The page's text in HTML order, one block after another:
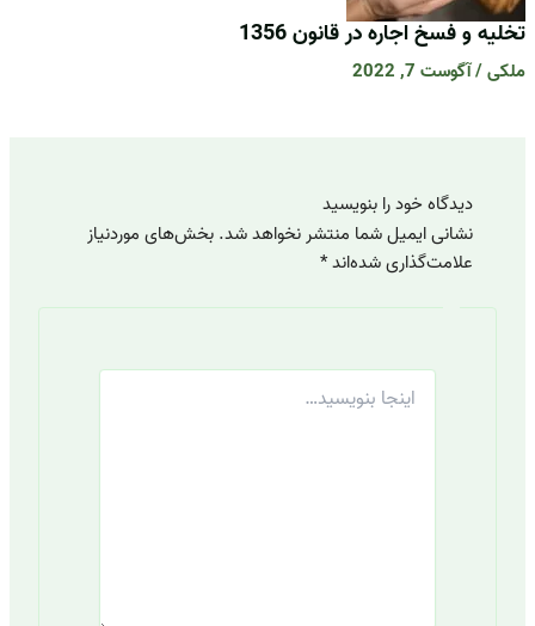
تخلیه و فسخ اجاره در قانون 1356
ملکی/آگوست 7, 2022
دیدگاه‌ خود را بنویسید
نشانی ایمیل شما منتشر نخواهد شد. بخش‌های موردنیاز
علامت‌گذاری شده‌اند*
اینجا
بنویسید…